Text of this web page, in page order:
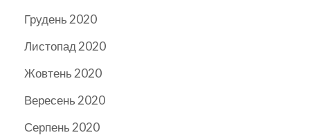
Грудень 2020
Листопад 2020
Жовтень 2020
Вересень 2020
Серпень 2020